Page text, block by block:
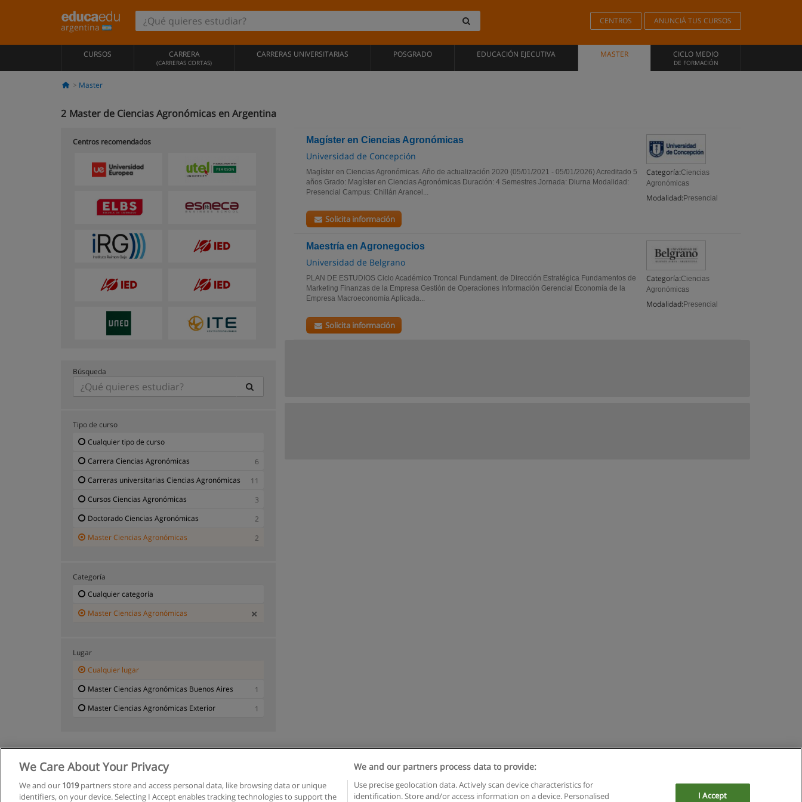
argentina
CENTROS ANUNCIÁ TUS CURSOS
CURSOS CARRERA
(CARRERAS CORTAS)
CARRERAS UNIVERSITARIAS POSGRADO EDUCACIÓN EJECUTIVA MASTER CICLO MEDIO
DE FORMACIÓN
Master
2 Master de Ciencias Agronómicas en Argentina
Magíster en Ciencias Agronómicas
Universidad de Concepción
Categoría:Ciencias
Agronómicas
Modalidad: Presencial
Magíster en Ciencias Agronómicas. Año de actualización 2020 (05/01/2021 - 05/01/2026) Acreditado 5
años Grado: Magíster en Ciencias Agronómicas Duración: 4 Semestres Jornada: Diurna Modalidad:
Presencial Campus: Chillán Arancel...
Solicita información
Maestría en Agronegocios
Universidad de Belgrano
Categoría:Ciencias
Agronómicas
Modalidad: Presencial
PLAN DE ESTUDIOS Ciclo Académico Troncal Fundament. de Dirección Estratégica Fundamentos de
Marketing Finanzas de la Empresa Gestión de Operaciones Información Gerencial Economía de la
Empresa Macroeconomía Aplicada...
Solicita información
Centros recomendados
Búsqueda
Tipo de curso
Cualquier tipo de curso
Carrera Ciencias Agronómicas
6
Carreras universitarias Ciencias Agronómicas
11
Cursos Ciencias Agronómicas
3
Doctorado Ciencias Agronómicas
2
Master Ciencias Agronómicas
2
Categoría
Cualquier categoría
Master Ciencias Agronómicas
Lugar
Cualquier lugar
Master Ciencias Agronómicas Buenos Aires
1
Master Ciencias Agronómicas Exterior
1
We Care About Your Privacy
We and our 1019partners store and access personal data, like browsing data or unique
identifiers, on your device. Selecting I Accept enables tracking technologies to support the
We and our partners process data to provide:
Use precise geolocation data. Actively scan device characteristics for
identification. Store and/or access information on a device. Personalised
I Accept